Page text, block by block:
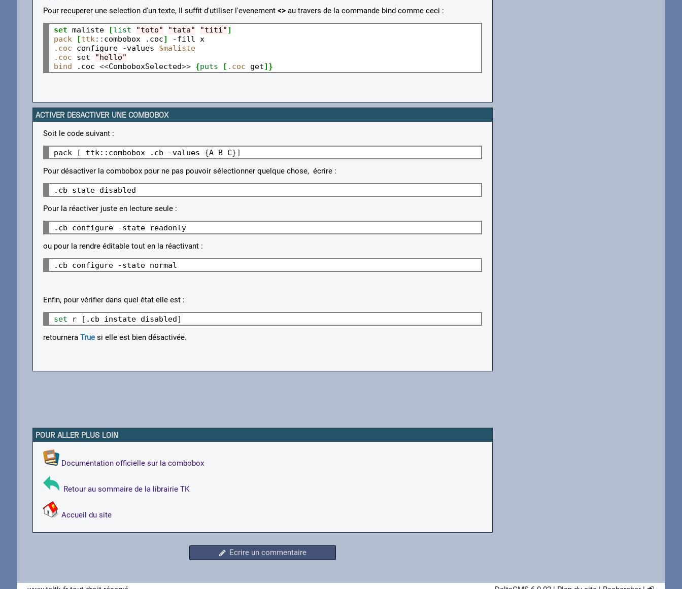
Pour recuperer une selection d'un texte, Il suffit d'utiliser l'evenement <> au travers de la commande bind comme ceci :
set maliste [list "toto" "tata" "titi" ]
pack
[ttk :: combobox .coc] -
.coc configure -values $maliste
.coc set
"hello"
bind .coc <<ComboboxSelected>> {puts [ .coc get]}
ACTIVER DESACTIVER UNE COMBOBOX
Soit le code suivant :
pack [ ttk::combobox .cb -values {A B C}]
Pour désactiver la combobox pour ne pas pouvoir sélectionner quelque chose, écrire :
Pour la réactiver juste en lecture seule :
.cb configure -state readonly
ou pour la rendre éditable tout en la réactivant :
Enfin, pour vérifier dans quel état elle est :
set r [ .cb instate disabled]
retournera Truesi elle est bien désactivée.
POUR ALLER PLUS LOIN
Documentation officielle sur la combobox
Retour au sommaire de la librairie TK
Accueil du site
Ecrire un commentaire